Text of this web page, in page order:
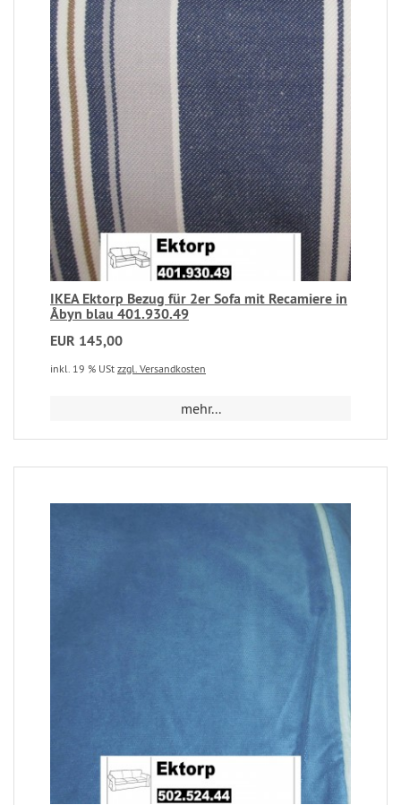
IKEA Ektorp Bezug für 2er Sofa mit Recamiere in
Åbyn blau 401.930.49
EUR 145,00
inkl. 19 % USt zzgl. Versandkosten
mehr...